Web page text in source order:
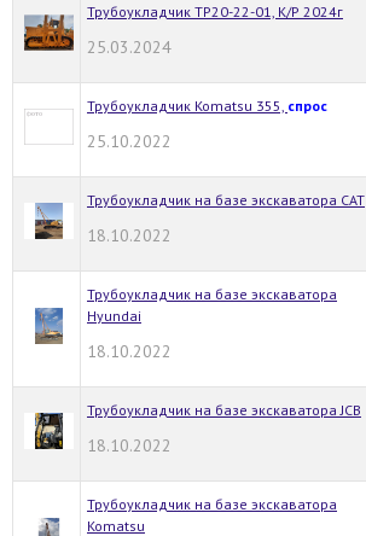
Трубоукладчик ТР20-22-01, К/Р 2024г
25.03.2024
Трубоукладчик Komatsu 355, спрос
25.10.2022
Трубоукладчик на базе экскаватора CAT
18.10.2022
Трубоукладчик на базе экскаватора
Hyundai
18.10.2022
Трубоукладчик на базе экскаватора JCB
18.10.2022
Трубоукладчик на базе экскаватора
Komatsu